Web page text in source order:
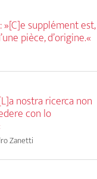
»[C]e supplément est,
pièce, d’origine.«
nostra ricerca non
con lo
Zanetti